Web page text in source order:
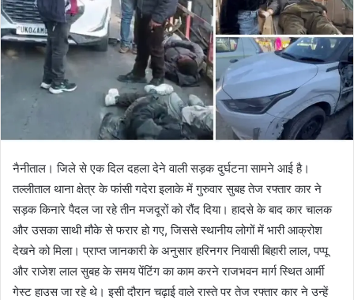
m
l
नैनीताल। जिले से एक दिल दहला देने वाली सड़क दुर्घटना सामने आई है।
तल्लीताल थाना क्षेत्र के फांसी गदेरा इलाके में गुरुवार सुबह तेज रफ्तार कार ने
सड़क किनारे पैदल जा रहे तीन मजदूरों को रौंद दिया। हादसे के बाद कार चालक
और उसका साथी मौके से फरार हो गए, जिससे स्थानीय लोगों में भारी आक्रोश
देखने को मिला। प्राप्त जानकारी के अनुसार हरिनगर निवासी बिहारी लाल, पप्पू
और राजेश लाल सुबह के समय पेंटिंग का काम करने राजभवन मार्ग स्थित आर्मी
गेस्ट हाउस जा रहे थे। इसी दौरान चढ़ाई वाले रास्ते पर तेज रफ्तार कार ने उन्हें